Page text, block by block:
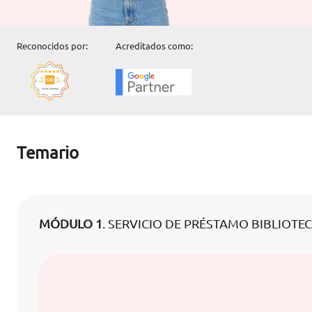
Reconocidos por: Acreditados como:
Temario
MÓDULO 1. SERVICIO DE PRÉSTAMO